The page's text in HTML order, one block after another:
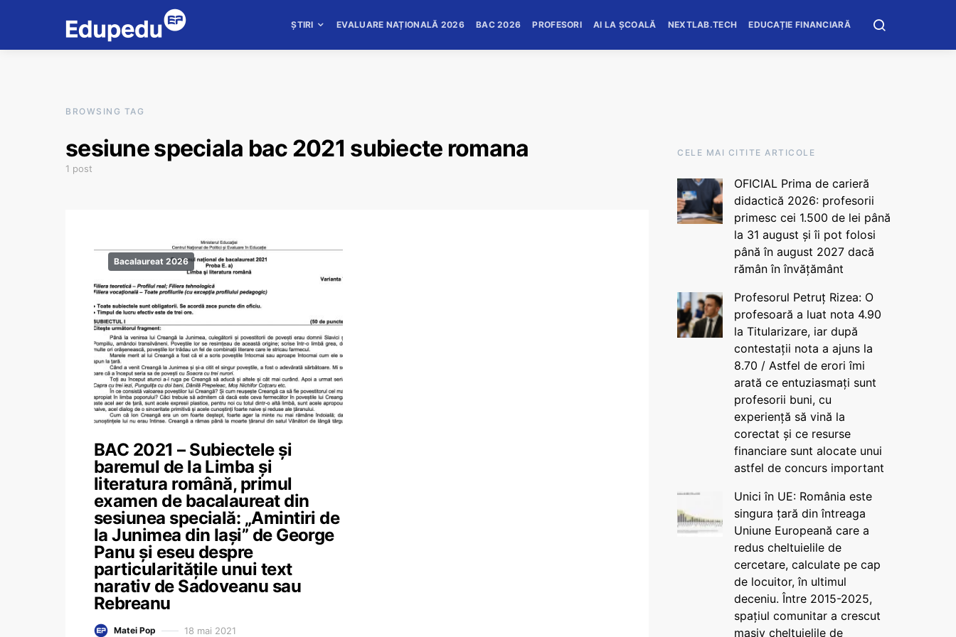
ȘTIRI EVALUARE NAȚIONALĂ 2026 BAC 2026 PROFESORI AI LA ȘCOALĂ NEXTLAB.TECH EDUCAȚIE FINANCIARĂ
BROWSING TAG
sesiune speciala bac 2021 subiecte romana
1 post
Bacalaureat 2026
BAC 2021 – Subiectele și
baremul de la Limba și
literatura română, primul
examen de bacalaureat din
sesiunea specială: „Amintiri de
la Junimea din Iași” de George
Panu și eseu despre
particularitățile unui text
narativ de Sadoveanu sau
Rebreanu
Matei Pop 18 mai 2021
CELE MAI CITITE ARTICOLE
OFICIAL Prima de carieră
didactică 2026: profesorii
primesc cei 1.500 de lei până
la 31 august și îi pot folosi
până în august 2027 dacă
rămân în învățământ
Profesorul Petruț Rizea: O
profesoară a luat nota 4.90
la Titularizare, iar după
contestații nota a ajuns la
8.70 / Astfel de erori îmi
arată ce entuziasmați sunt
profesorii buni, cu
experiență să vină la
corectat și ce resurse
financiare sunt alocate unui
astfel de concurs important
Unici în UE: România este
singura țară din întreaga
Uniune Europeană care a
redus cheltuielile de
cercetare, calculate pe cap
de locuitor, în ultimul
deceniu. Între 2015-2025,
spațiul comunitar a crescut
masiv cheltuielile de